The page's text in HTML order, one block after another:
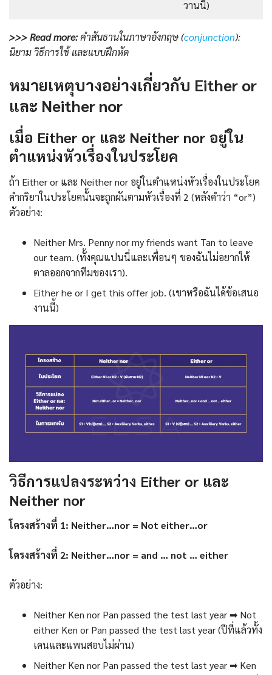
วานนี้)
>>> Read more:คำสันธานในภาษาอังกฤษ (conjunction):
นิยาม วิธีการใช้ และแบบฝึกหัด
หมายเหตุบางอย่างเกี่ยวกับ Either or
และ Neither nor
เมื่อ Either or และ Neither nor อยู่ใน
ตำแหน่งหัวเรื่องในประโยค
ถ้า Either or และ Neither nor อยู่ในตำแหน่งหัวเรื่องในประโยค
คำกริยาในประโยคนั้นจะถูกผันตามหัวเรื่องที่ 2 (หลังคำว่า “or”)
ตัวอย่าง:
Neither Mrs. Penny nor my friends want Tan to leave
our team. (ทั้งคุณแปนนี่และเพื่อนๆ ของฉันไม่อยากให้
ตาลออกจากทีมของเรา).
Either he or I get this offer job. (เขาหรือฉันได้ข้อเสนอ
งานนี้)
วิธีการแปลงระหว่าง Either or และ
Neither nor
โครงสร้างที่ 1: Neither…nor = Not either…or
โครงสร้างที่ 2: Neither…nor = and … not … either
ตัวอย่าง:
Neither Ken nor Pan passed the test last year ➡ Not
either Ken or Pan passed the test last year (ปีที่แล้วทั้ง
เคนและแพนสอบไม่ผ่าน)
Neither Ken nor Pan passed the test last year ➡ Ken